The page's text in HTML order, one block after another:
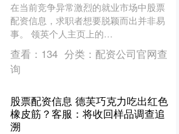
在当前竞争异常激烈的就业市场中股票
配资信息，求职者想要脱颖而出并非易
事。 领英个人主页上的
#OpenToWork（开放求职）标识，能否
帮助你吸引招聘经理的关注....
查看： 134 分类： 配资公司官网查
询
股票配资信息 德芙巧克力吃出红色
橡皮筋？客服：将收回样品调查追
溯